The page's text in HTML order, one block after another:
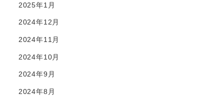
2025年1月
2024年12月
2024年11月
2024年10月
2024年9月
2024年8月